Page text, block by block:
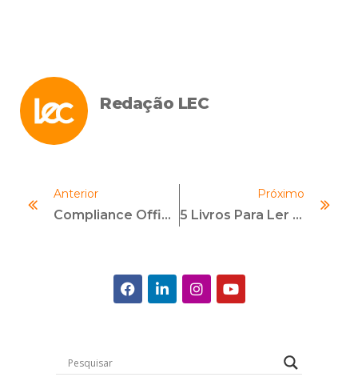
Redação LEC
Anterior
Compliance Officer: Primeira Linha De Defesa Da Segurança Pública
Próximo
5 Livros Para Ler Nas Suas Férias